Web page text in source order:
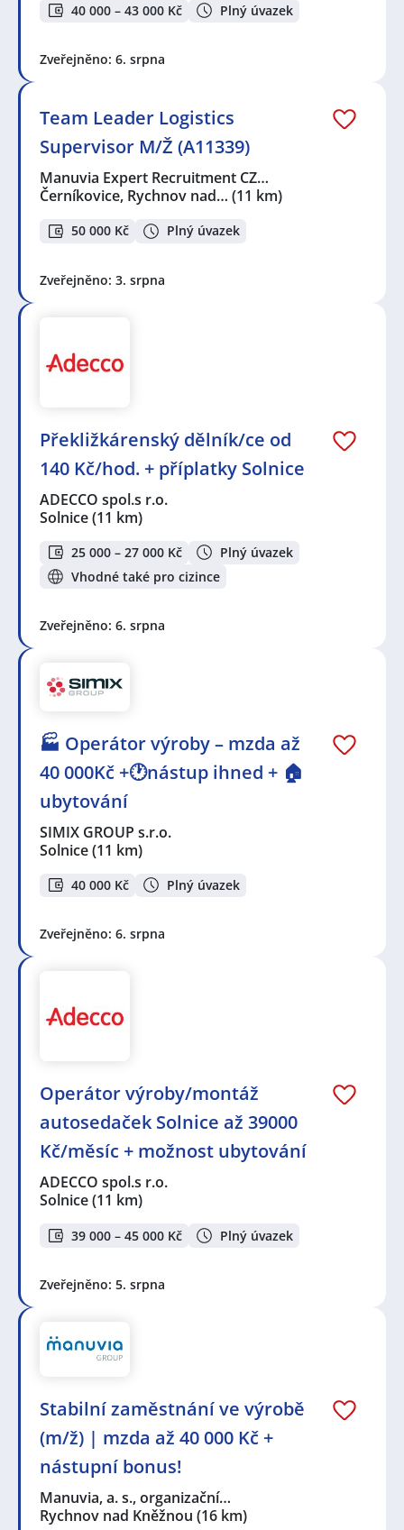
40 000 – 43 000 Kč Plný úvazek
Zveřejněno: 6. srpna
Team Leader Logistics
Supervisor M/Ž (A11339)
Manuvia Expert Recruitment CZ…
Černíkovice, Rychnov nad… (11 km)
50 000 Kč Plný úvazek
Zveřejněno: 3. srpna
Překližkárenský dělník/ce od
140 Kč/hod. + příplatky Solnice
ADECCO spol.s r.o.
Solnice(11 km)
25 000 – 27 000 Kč
Plný úvazek
Vhodné také pro cizince
Zveřejněno: 6. srpna
🏭 Operátor výroby – mzda až
40 000Kč +🕐nástup ihned + 🏠
ubytování
SIMIX GROUP s.r.o.
Solnice(11 km)
40 000 Kč Plný úvazek
Zveřejněno: 6. srpna
Operátor výroby/montáž
autosedaček Solnice až 39000
Kč/měsíc + možnost ubytování
ADECCO spol.s r.o.
Solnice(11 km)
39 000 – 45 000 Kč Plný úvazek
Zveřejněno: 5. srpna
Stabilní zaměstnání ve výrobě
(m/ž) | mzda až 40 000 Kč +
nástupní bonus!
Manuvia, a. s., organizační…
Rychnov nad Kněžnou (16 km)